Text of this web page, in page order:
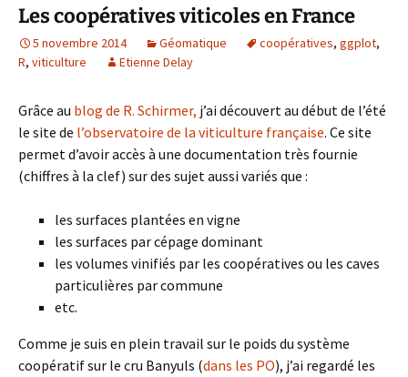
Les coopératives viticoles en France
5 novembre 2014 Géomatique coopératives, ggplot,
R, viticulture Etienne Delay
Grâce au blog de R. Schirmer, j’ai découvert au début de l’été
le site de l’observatoire de la viticulture française. Ce site
permet d’avoir accès à une documentation très fournie
(chiffres à la clef) sur des sujet aussi variés que :
les surfaces plantées en vigne
les surfaces par cépage dominant
les volumes vinifiés par les coopératives ou les caves
particulières par commune
etc.
Comme je suis en plein travail sur le poids du système
coopératif sur le cru Banyuls (dans les PO), j’ai regardé les